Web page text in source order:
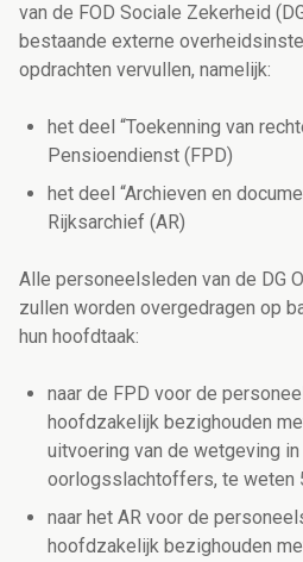
van de FOD Sociale Zekerheid
bestaande externe
opdrachten vervullen, namelijk:
het deel “Toekenning van
Pensioendienst (FPD)
het deel “Archieven en
Rijksarchief (AR)
Alle personeelsleden van de DG
zullen worden overgedragen op
hun hoofdtaak:
naar de FPD voor de
hoofdzakelijk bezighouden
uitvoering van de wetgeving
oorlogsslachtoffers, te weten
naar het AR voor de
hoofdzakelijk bezighouden